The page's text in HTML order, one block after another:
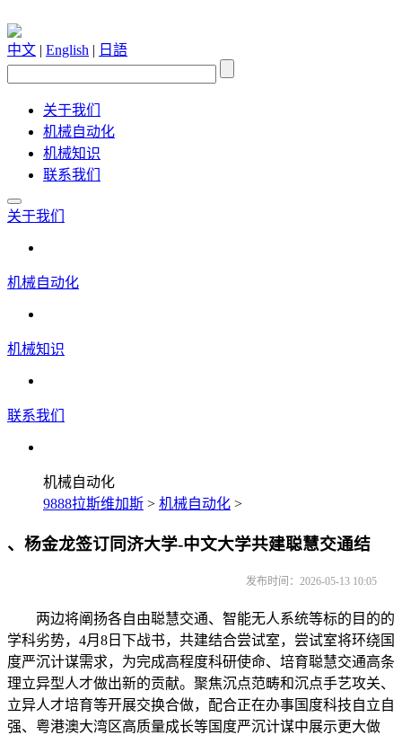
中文 | English | 日語
关于我们
机械自动化
机械知识
联系我们
关于我们
机械自动化
机械知识
联系我们
机械自动化
9888拉斯维加斯 > 机械自动化 >
、杨金龙签订同济大学-中文大学共建聪慧交通结
发布时间：2026-05-13 10:05
两边将阐扬各自由聪慧交通、智能无人系统等标的目的的
学科劣势，4月8日下战书，共建结合尝试室，尝试室将环绕国
度严沉计谋需求，为完成高程度科研使命、培育聪慧交通高条
理立异型人才做出新的贡献。聚焦沉点范畴和沉点手艺攻关、
立异人才培育等开展交换合做，配合正在办事国度科技自立自
强、粤港澳大湾区高质量成长等国度严沉计谋中展示更大做